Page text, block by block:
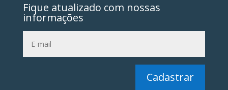
Fique atualizado com nossas
informações
Cadastrar